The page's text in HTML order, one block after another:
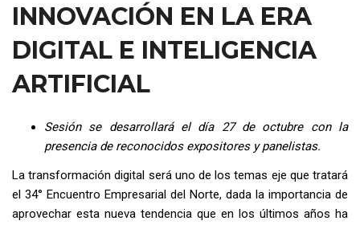
INNOVACIÓN EN LA ERA
DIGITAL E INTELIGENCIA
ARTIFICIAL
Sesión se desarrollará el día 27 de octubre con la
presencia de reconocidos expositores y panelistas.
La transformación digital será uno de los temas eje que tratará
el 34° Encuentro Empresarial del Norte, dada la importancia de
aprovechar esta nueva tendencia que en los últimos años ha